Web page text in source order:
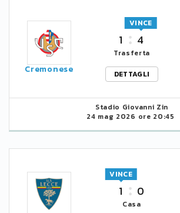
Cremonese
1 4
VINCE
Trasferta
DETTAGLI
Stadio Giovanni Zin
24 mag 2026 ore 20:45
1
VINCE
0
Casa